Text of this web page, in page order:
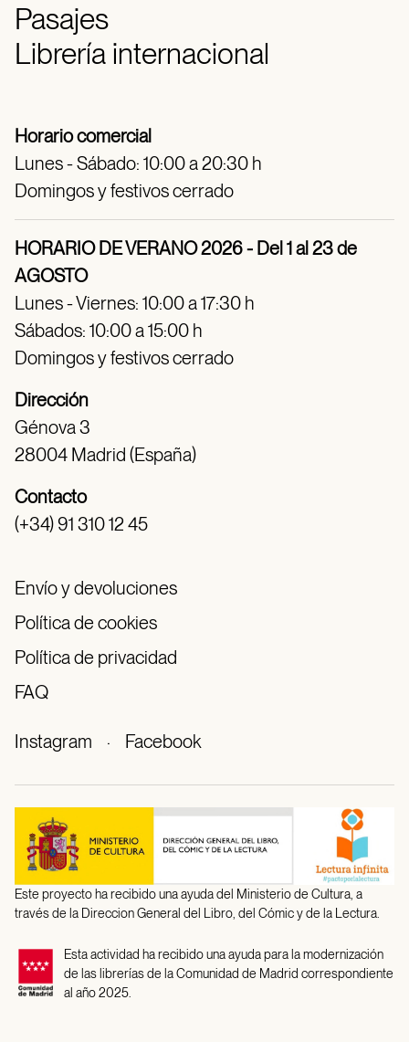
Pasajes
Librería internacional
Horario comercial
Lunes - Sábado: 10:00 a 20:30 h
Domingos y festivos cerrado
HORARIO DE VERANO 2026 - Del 1 al 23 de
AGOSTO
Lunes - Viernes: 10:00 a 17:30 h
Sábados: 10:00 a 15:00 h
Domingos y festivos cerrado
Dirección
Génova 3
28004 Madrid (España)
Contacto
(+34) 91 310 12 45
Envío y devoluciones
Política de cookies
Política de privacidad
FAQ
Instagram · Facebook
Este proyecto ha recibido una ayuda del Ministerio de Cultura, a
través de la Direccion General del Libro, del Cómic y de la Lectura.
Esta actividad ha recibido una ayuda para la modernización
de las librerías de la Comunidad de Madrid correspondiente
al año 2025.